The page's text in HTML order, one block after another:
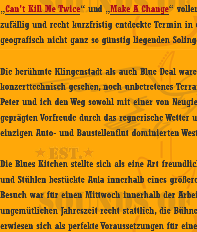
„Can’t Kill Me Twice“ und „Make A Change“
zufällig und recht kurzfristig entdeckte Termin in
geografisch nicht ganz so günstig liegenden
Die berühmte Klingenstadt als auch Blue Deal
konzerttechnisch gesehen, noch unbetretenes
Peter und ich den Weg sowohl mit einer von
geprägten Vorfreude durch das regnerische
einzigen Auto- und Baustellenflut dominierten
Die Blues Kitchen stellte sich als eine Art
und Stühlen bestückte Aula innerhalb eines
Besuch war für einen Mittwoch innerhalb der
ungemütlichen Jahreszeit recht stattlich, die
erwiesen sich als perfekte Voraussetzungen für